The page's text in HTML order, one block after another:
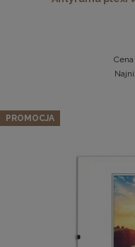
Pleksa w
PROMOCJA